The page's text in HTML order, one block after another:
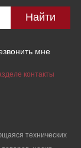
Найти
мне
контакты
технических